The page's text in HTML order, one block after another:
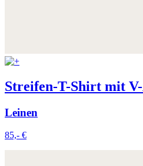
Streifen-T-Shirt mit
Leinen
85,- €